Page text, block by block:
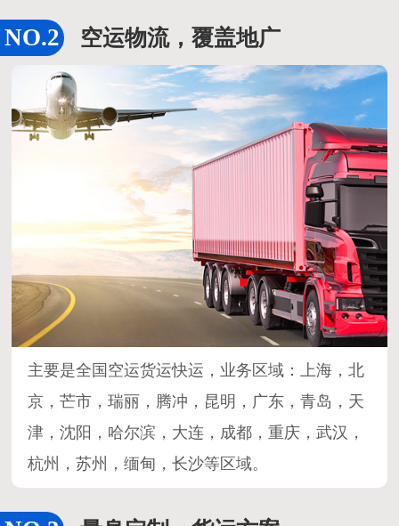
空运物流，覆盖地广
主要是全国空运货运快运，业务区域：上海，北
京，芒市，瑞丽，腾冲，昆明，广东，青岛，天
津，沈阳，哈尔滨，大连，成都，重庆，武汉，
杭州，苏州，缅甸，长沙等区域。